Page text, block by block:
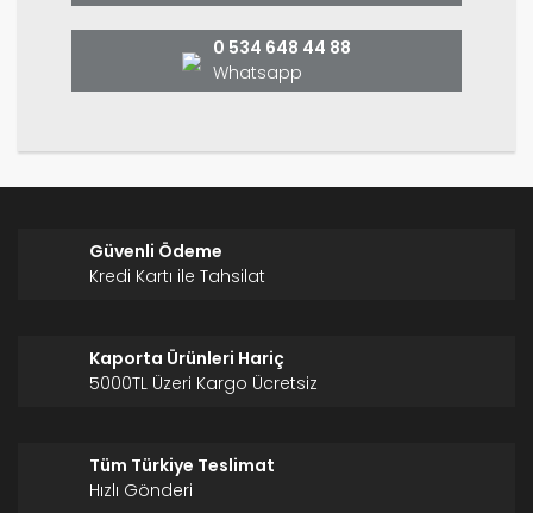
0 534 648 44 88
Whatsapp
Güvenli Ödeme
Kredi Kartı ile Tahsilat
Kaporta Ürünleri Hariç
5000TL Üzeri Kargo Ücretsiz
Tüm Türkiye Teslimat
Hızlı Gönderi